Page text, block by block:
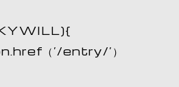
（’/entry/’）